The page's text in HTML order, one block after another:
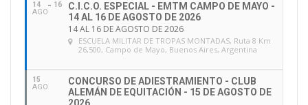
14
AGO
16
C.I.C.O. ESPECIAL - EMTM CAMPO DE MAYO -
14 AL 16 DE AGOSTO DE 2026
14 AL 16 DE AGOSTO DE 2026
ESCUELA MILITAR DE TROPAS MONTADAS, Ruta 8 Km
26,500, Campo de Mayo, Buenos Aires, Argentina
15
AGO
CONCURSO DE ADIESTRAMIENTO - CLUB
ALEMÁN DE EQUITACIÓN - 15 DE AGOSTO DE